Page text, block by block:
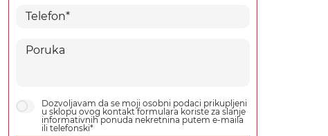
Dozvoljavam da se moji osobni podaci prikupljeni
u sklopu ovog kontakt formulara koriste za slanje
informativnih ponuda nekretnina putem e-maila
ili telefonski*